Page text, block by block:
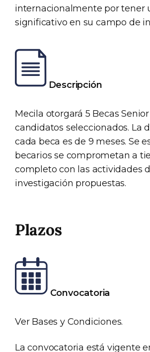
internacionalmente por tener
significativo en su campo de
Descripción
Mecila otorgará 5 Becas Senior
candidatos seleccionados. La
cada beca es de 9 meses. Se
becarios se comprometan a
completo con las actividades
investigación propuestas.
Plazos
Convocatoria
Ver Bases y Condiciones.
La convocatoria está vigente